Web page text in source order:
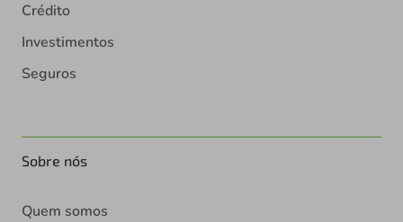
Crédito
Investimentos
Seguros
Sobre nós
Quem somos